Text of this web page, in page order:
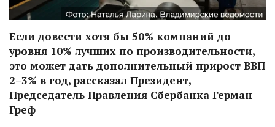
Если довести хотя бы 50% компаний до
уровня 10% лучших по производительности,
это может дать дополнительный прирост ВВП
2–3% в год, рассказал Президент,
Председатель Правления Сбербанка Герман
Греф